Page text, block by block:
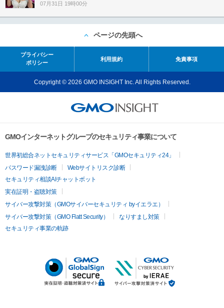
07月31日 19時00分
ページの先頭へ
プライバシー
ポリシー
利用規約 免責事項
Copyright © 2026 GMO INSIGHT Inc. All Rights Reserved.
GMOインターネットグループのセキュリティ事業について
世界初総合ネットセキュリティサービス「GMOセキュリティ24」
パスワード漏洩診断
Webサイトリスク診断
セキュリティ相談AIチャットボット
実在証明・盗聴対策
サイバー攻撃対策（GMOサイバーセキュリティ byイエラエ）
サイバー攻撃対策（GMO Flatt Security）
なりすまし対策
セキュリティ事業の軌跡